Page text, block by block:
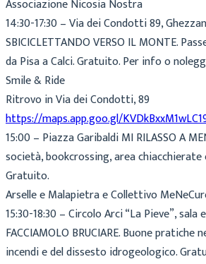
Associazione Nicosia Nostra
14:30-17:30 – Via dei Condotti 89,
SBICICLETTANDO VERSO IL MONTE.
da Pisa a Calci. Gratuito. Per info o
Smile & Ride
Ritrovo in Via dei Condotti, 89
https://maps.app.goo.gl/
15:00 – Piazza Garibaldi MI RILASSO A
società, bookcrossing, area
Gratuito.
Arselle e Malapietra e Collettivo
15:30-18:30 – Circolo Arci “La Pieve”, sala
FACCIAMOLO BRUCIARE. Buone pratiche
incendi e del dissesto idrogeologico.